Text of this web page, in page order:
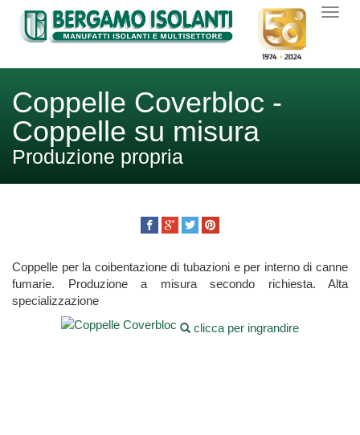
Coppelle Coverbloc -
Coppelle su misura
Produzione propria
Coppelle per la coibentazione di tubazioni e per interno di canne
fumarie. Produzione a misura secondo richiesta. Alta
specializzazione
clicca per ingrandire